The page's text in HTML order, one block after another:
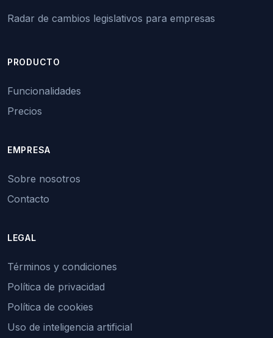
Radar de cambios legislativos para empresas
PRODUCTO
Funcionalidades
Precios
EMPRESA
Sobre nosotros
Contacto
LEGAL
Términos y condiciones
Política de privacidad
Política de cookies
Uso de inteligencia artificial